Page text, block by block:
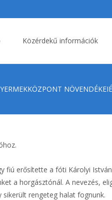
Közérdekű információk
erősítette a fóti Károlyi
a horgásztónál. A nevezés,
rengeteg halat fognunk.